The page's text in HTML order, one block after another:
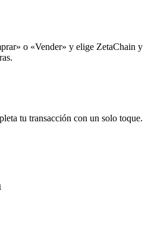
o «Vender» y elige ZetaChain y
tu transacción con un solo toque.